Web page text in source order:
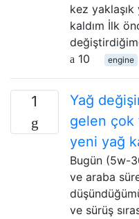
kez
kaldım İlk
10
engine
1
Yağ
gelen çok
yeni yağ
Bugün (5w-
ve araba
ve sürüş